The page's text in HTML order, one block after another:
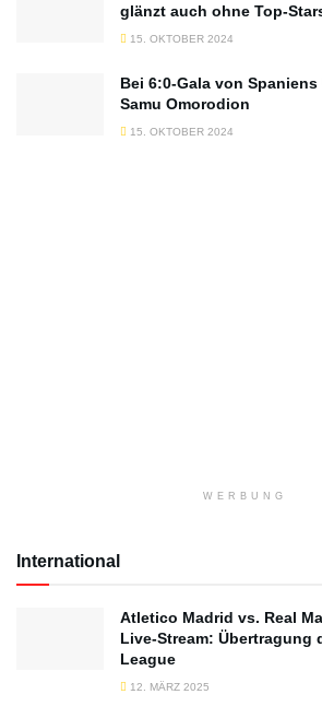
glänzt auch ohne Top-
15. OKTOBER 2024
Bei 6:0-Gala von
Samu Omorodion
15. OKTOBER 2024
WERBUNG
International
Atletico Madrid vs. Real
Live-Stream: Übertragung
League
12. MÄRZ 2025